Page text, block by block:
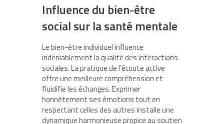
Influence du bien-être
social sur la santé mentale
Le bien-être individuel influence
indéniablement la qualité des interactions
sociales. La pratique de l’écoute active
offre une meilleure compréhension et
fluidifie les échanges. Exprimer
honnêtement ses émotions tout en
respectant celles des autres installe une
dynamique harmonieuse propice au soutien